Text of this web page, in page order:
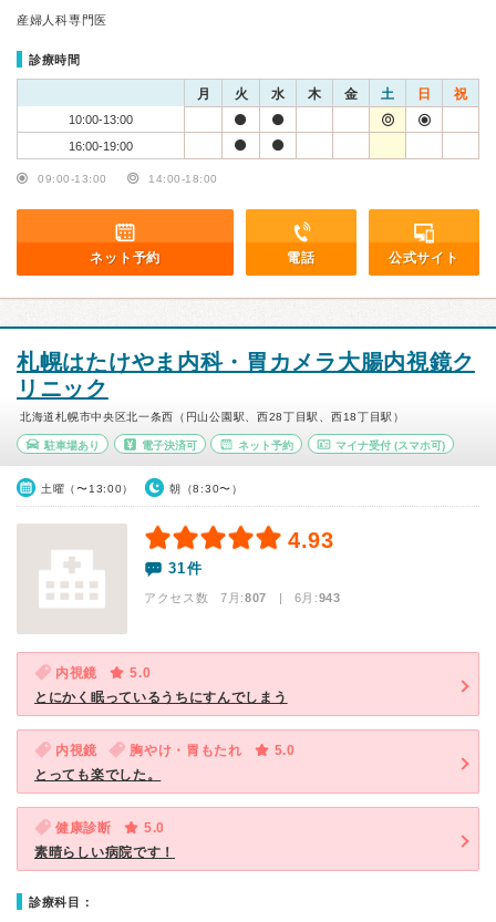
産婦人科専門医
診療時間
月 火 水 木 金 土 日 祝
10:00-13:00
16:00-19:00
09:00-13:00 14:00-18:00
ネット予約 電話 公式サイト
札幌はたけやま内科・胃カメラ大腸内視鏡ク
リニック
北海道札幌市中央区北一条西（円山公園駅、西28丁目駅、西18丁目駅）
駐車場あり 電子決済可 ネット予約 マイナ受付 (スマホ可)
土曜（〜13:00） 朝（8:30〜）
4.93
31件
アクセス数 7月:807 | 6月:943
内視鏡
5.0
とにかく眠っているうちにすんでしまう
内視鏡 胸やけ・胃もたれ
5.0
とっても楽でした。
健康診断
5.0
素晴らしい病院です！
診療科目：